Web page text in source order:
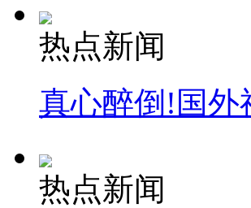
热点新闻
真心醉倒!国外
热点新闻